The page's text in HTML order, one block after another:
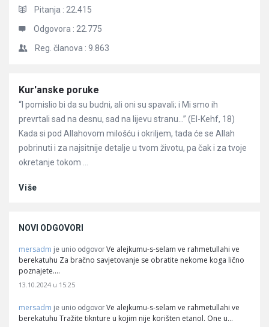
Pitanja : 22.415
Odgovora : 22.775
Reg. članova : 9.863
Članci
Kur'anske poruke
“I pomislio bi da su budni, ali oni su spavali; i Mi smo ih
prevrtali sad na desnu, sad na lijevu stranu…” (El-Kehf, 18)
Kada si pod Allahovom milošću i okriljem, tada će se Allah
pobrinuti i za najsitnije detalje u tvom životu, pa čak i za tvoje
okretanje tokom ...
Više
NOVI ODGOVORI
mersadm je unio odgovor Ve alejkumu-s-selam ve rahmetullahi ve
berekatuhu Za bračno savjetovanje se obratite nekome koga lično
poznajete.…
13.10.2024 u 15:25
mersadm je unio odgovor Ve alejkumu-s-selam ve rahmetullahi ve
berekatuhu Tražite tiknture u kojim nije korišten etanol. One u…